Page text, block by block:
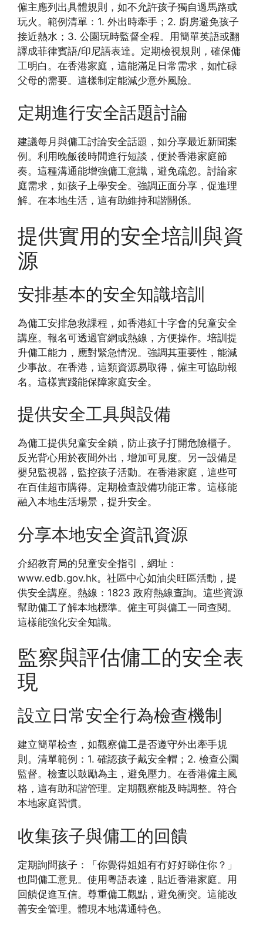
僱主應列出具體規則，如不允許孩子獨自過馬路或
玩火。範例清單：1. 外出時牽手；2. 廚房避免孩子
接近熱水；3. 公園玩時監督全程。用簡單英語或翻
譯成菲律賓語/印尼語表達。定期檢視規則，確保傭
工明白。在香港家庭，這能滿足日常需求，如忙碌
父母的需要。這樣制定能減少意外風險。
定期進行安全話題討論
建議每月與傭工討論安全話題，如分享最近新聞案
例。利用晚飯後時間進行短談，便於香港家庭節
奏。這種溝通能增強傭工意識，避免疏忽。討論家
庭需求，如孩子上學安全。強調正面分享，促進理
解。在本地生活，這有助維持和諧關係。
提供實用的安全培訓與資
源
安排基本的安全知識培訓
為傭工安排急救課程，如香港紅十字會的兒童安全
講座。報名可透過官網或熱線，方便操作。培訓提
升傭工能力，應對緊急情況。強調其重要性，能減
少事故。在香港，這類資源易取得，僱主可協助報
名。這樣實踐能保障家庭安全。
提供安全工具與設備
為傭工提供兒童安全鎖，防止孩子打開危險櫃子。
反光背心用於夜間外出，增加可見度。另一設備是
嬰兒監視器，監控孩子活動。在香港家庭，這些可
在百佳超市購得。定期檢查設備功能正常。這樣能
融入本地生活場景，提升安全。
分享本地安全資訊資源
介紹教育局的兒童安全指引，網址：
www.edb.gov.hk。社區中心如油尖旺區活動，提
供安全講座。熱線：1823 政府熱線查詢。這些資源
幫助傭工了解本地標準。僱主可與傭工一同查閱。
這樣能強化安全知識。
監察與評估傭工的安全表
現
設立日常安全行為檢查機制
建立簡單檢查，如觀察傭工是否遵守外出牽手規
則。清單範例：1. 確認孩子戴安全帽；2. 檢查公園
監督。檢查以鼓勵為主，避免壓力。在香港僱主風
格，這有助和諧管理。定期觀察能及時調整。符合
本地家庭習慣。
收集孩子與傭工的回饋
定期詢問孩子：「你覺得姐姐有冇好好睇住你？」
也問傭工意見。使用粵語表達，貼近香港家庭。用
回饋促進互信。尊重傭工觀點，避免衝突。這能改
善安全管理。體現本地溝通特色。